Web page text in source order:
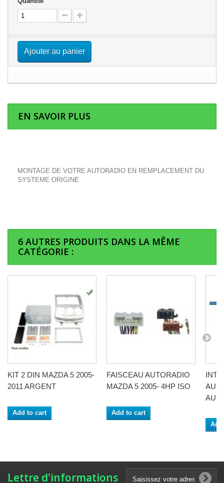
Ajouter au panier
EN SAVOIR PLUS
MONTAGE DE VOTRE AUTORADIO EN REMPLACEMENT DU
SYSTEME ORIGINE
6 AUTRES PRODUITS DANS LA MÊME
CATÉGORIE :
KIT 2 DIN MAZDA 5 2005-
2011 ARGENT
Add to cart
FAISCEAU AUTORADIO
MAZDA 5 2005- 4HP ISO
Add to cart
AUX
Lettre d'informations